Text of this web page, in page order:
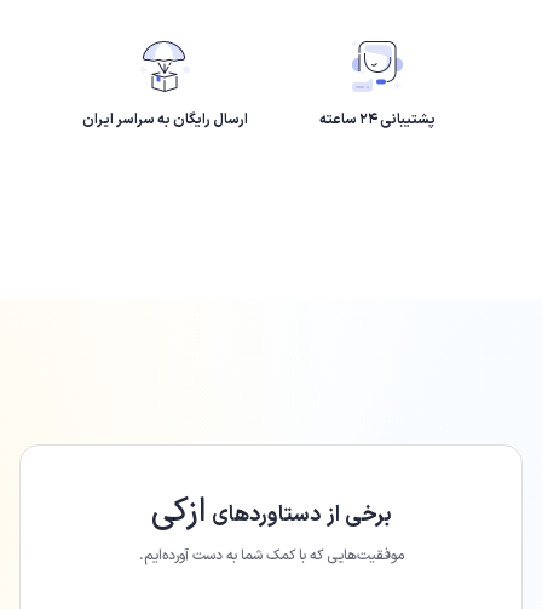
پشتیبانی ۲۴ ساعته ارسال رایگان به سراسر ایران
برخی از دستاورد‌های ازکی
موفقیت‌هایی که با کمک شما به دست آورده‌ایم.